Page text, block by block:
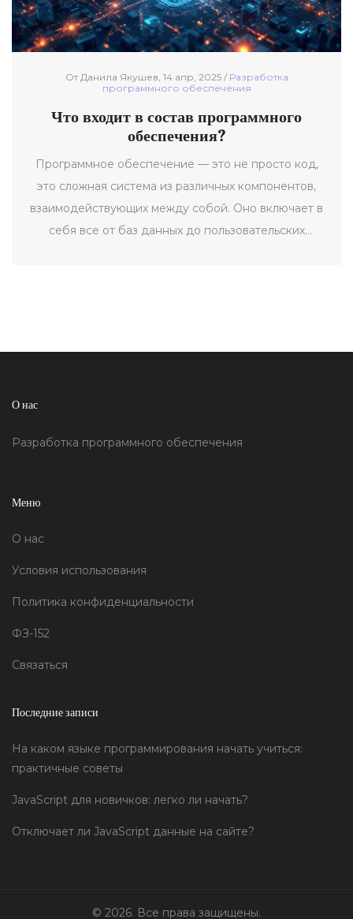
От Данила Якушев, 14 апр, 2025 / Разработка
программного обеспечения
Что входит в состав программного
обеспечения?
Программное обеспечение — это не просто код,
это сложная система из различных компонентов,
взаимодействующих между собой. Оно включает в
себя все от баз данных до пользовательских
О нас
Разработка программного обеспечения
Меню
О нас
Условия использования
Политика конфиденциальности
ФЗ-152
Связаться
Последние записи
На каком языке программирования начать учиться:
практичные советы
JavaScript для новичков: легко ли начать?
Отключает ли JavaScript данные на сайте?
© 2026. Все права защищены.